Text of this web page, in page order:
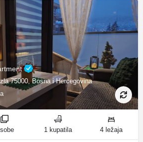
75000, Bosna i Hercegovina
1 kupatila 4 ležaja